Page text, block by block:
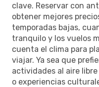
clave. Reservar con
obtener mejores
temporadas bajas,
tranquilo y los vuelos
cuenta el clima para
viajar. Ya sea que
actividades al aire
o experiencias